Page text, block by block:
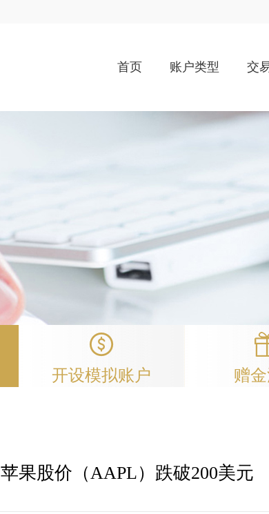
首页 账户类型 交
开设模拟账户 赠
苹果股价（AAPL）跌破200美元